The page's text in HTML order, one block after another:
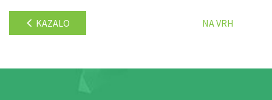
KAZALO NA VRH